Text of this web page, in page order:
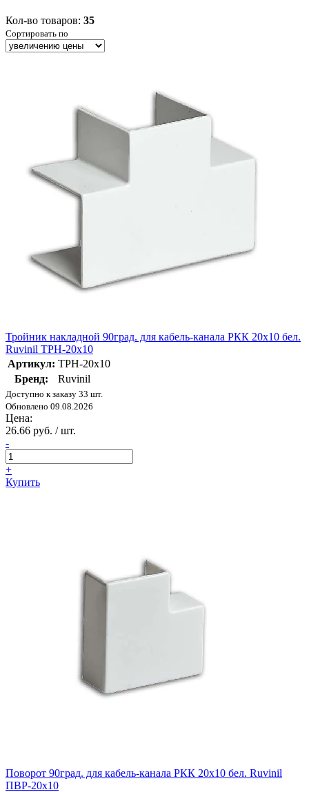
Кол-во товаров: 35
Сортировать по
Тройник накладной 90град. для кабель-канала РКК 20х10 бел.
Ruvinil ТРН-20х10
Артикул: ТРН-20х10
Бренд:
Ruvinil
Доступно к заказу 33 шт.
Обновлено 09.08.2026
Цена:
26.66 руб. / шт.
-
+
Купить
Поворот 90град. для кабель-канала РКК 20х10 бел. Ruvinil
ПВР-20х10